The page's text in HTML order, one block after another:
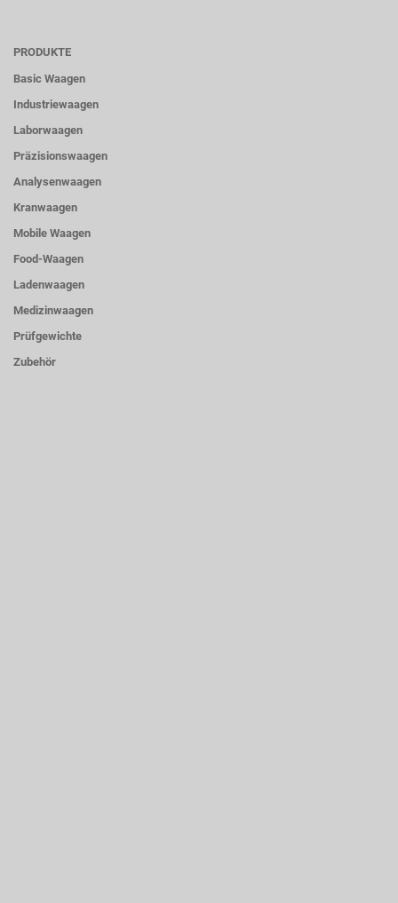
PRODUKTE
Basic Waagen
Industriewaagen
Laborwaagen
Präzisionswaagen
Analysenwaagen
Kranwaagen
Mobile Waagen
Food-Waagen
Ladenwaagen
Medizinwaagen
Prüfgewichte
Zubehör